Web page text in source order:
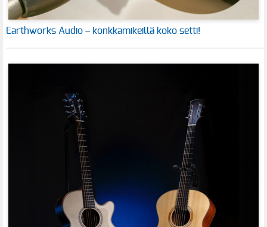
Earthworks Audio – konkkamikeillä koko setti!